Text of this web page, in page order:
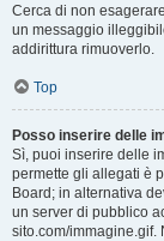
Cerca di non
un messaggio
addirittura rimuoverlo.
Top
Posso inserire delle
Sì, puoi inserire delle
permette gli allegati è
Board; in alternativa
un server di pubblico
sito.com/immagine.gif.